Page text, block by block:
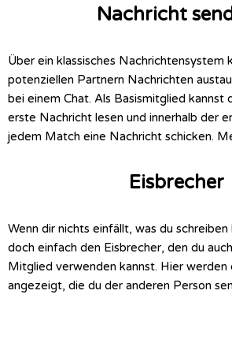
Nachricht
Über ein klassisches Nachrichtensystem
potenziellen Partnern Nachrichten
bei einem Chat. Als Basismitglied kannst
erste Nachricht lesen und innerhalb der
jedem Match eine Nachricht schicken.
Eisbrecher
Wenn dir nichts einfällt, was du
doch einfach den Eisbrecher, den du
Mitglied verwenden kannst. Hier werden
angezeigt, die du der anderen Person